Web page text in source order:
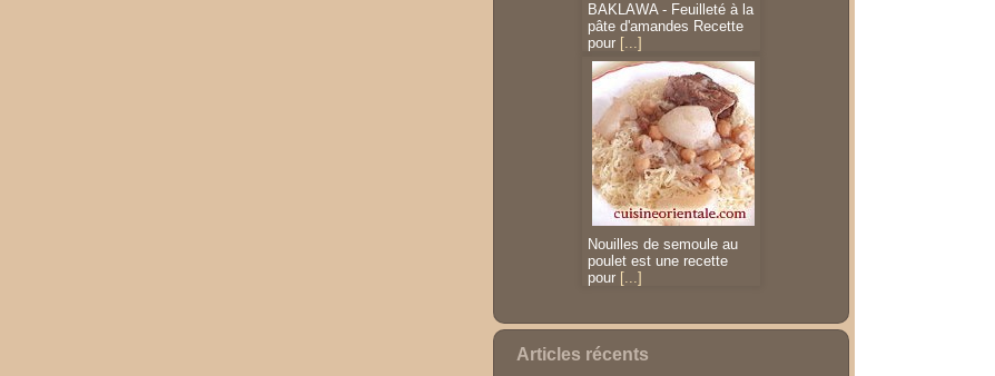
BAKLAWA - Feuilleté à la
pâte d'amandes Recette
pour [...]
Nouilles de semoule au
poulet est une recette
pour [...]
Articles récents